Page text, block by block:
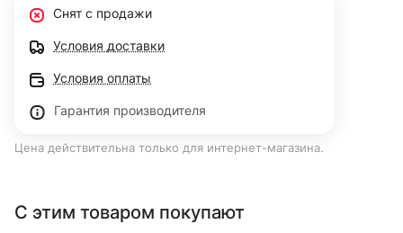
Снят с продажи
Условия доставки
Условия оплаты
Гарантия производителя
Цена действительна только для интернет-магазина.
С этим товаром покупают